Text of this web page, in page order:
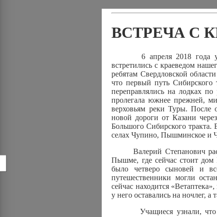
ВСТРЕЧА С
6 апреля 2018 года
встретились с краеведом
ребятам Свердловской
что первый путь
переправлялись на лодках
пролегала южнее прежней,
верховьям реки Туры. После
новой дороги от Казани
Большого Сибирского
селах Чупино, Пышминское и
Валерий Степанович
Пышме, где сейчас стоит
было четверо сыновей и
путешественники могли
сейчас находится
у него оставались на ночлег,
Учащиеся узнали, что